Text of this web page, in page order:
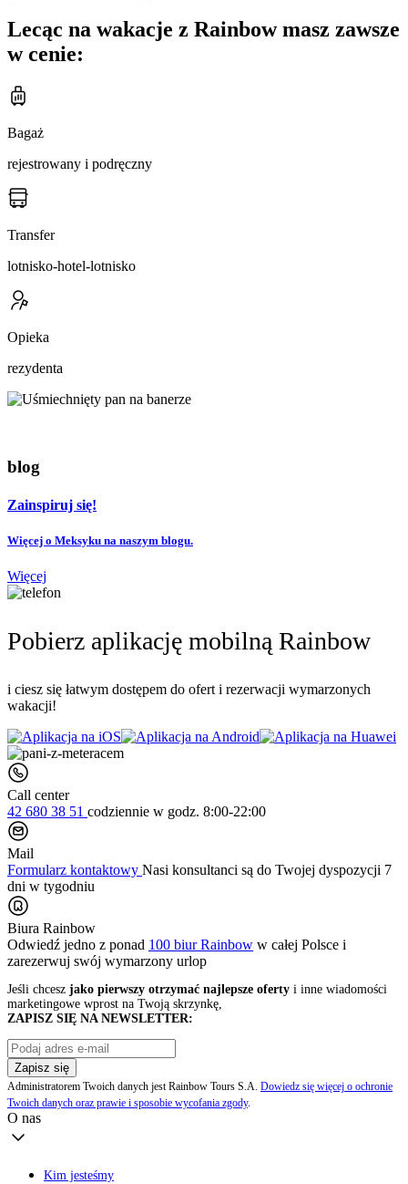
Lecąc na wakacje z Rainbow masz zawsze
w cenie:
Bagaż
rejestrowany i podręczny
Transfer
lotnisko-hotel-lotnisko
Opieka
rezydenta
blog
Zainspiruj się!
Więcej o Meksyku na naszym blogu.
Więcej
Pobierz aplikację mobilną Rainbow
i ciesz się łatwym dostępem do ofert i rezerwacji wymarzonych
wakacji!
Call center
42 680 38 51 codziennie w godz. 8:00-22:00
Mail
Formularz kontaktowy Nasi konsultanci są do Twojej dyspozycji 7
dni w tygodniu
Biura Rainbow
Odwiedź jedno z ponad 100 biur Rainbow w całej Polsce i
zarezerwuj swój wymarzony urlop
Jeśli chcesz jako pierwszy otrzymać najlepsze oferty i inne wiadomości
marketingowe wprost na Twoją skrzynkę,
ZAPISZ SIĘ NA NEWSLETTER:
Zapisz się
Administratorem Twoich danych jest Rainbow Tours S.A. Dowiedz się więcej o ochronie
Twoich danych oraz prawie i sposobie wycofania zgody.
O nas
Kim jesteśmy